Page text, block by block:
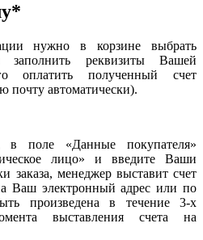
нужно в корзине выбрать
реквизиты Вашей
оплатить полученный счет
почту автоматически).
в поле «Данные покупателя»
лицо» и введите Ваши
заказа, менеджер выставит счет
Ваш электронный адрес или по
произведена в течение 3-х
выставления счета на